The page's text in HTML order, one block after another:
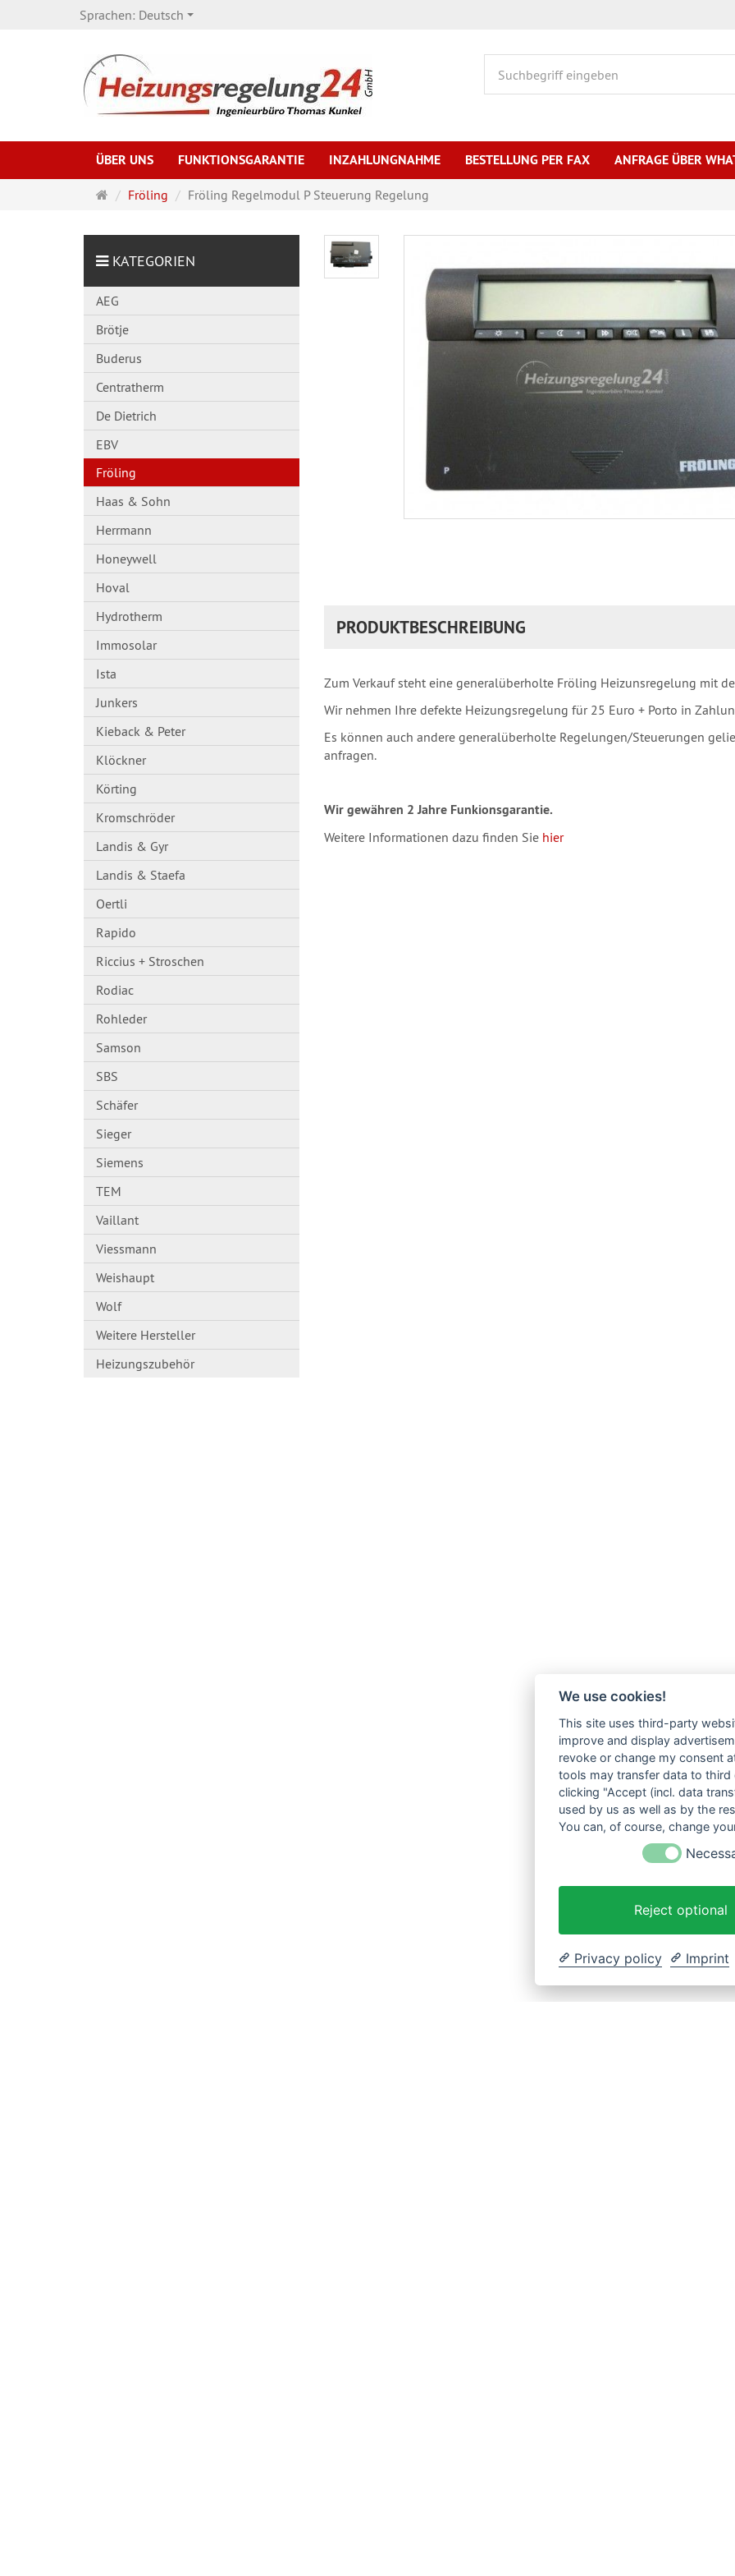
Sprachen: Deutsch
ÜBER UNS FUNKTIONSGARANTIE INZAHLUNGNAHME BESTELLUNG PER FAX ANFRAGE ÜBER
Startseite
Fröling Fröling Regelmodul P Steuerung Regelung
PRODUKTBESCHREIBUNG
Zum Verkauf steht eine generalüberholte Fröling Heizunsregelung mit
Wir nehmen Ihre defekte Heizungsregelung für 25 Euro + Porto in
Es können auch andere generalüberholte Regelungen/Steuerungen
anfragen.
Wir gewähren 2 Jahre Funkionsgarantie.
Weitere Informationen dazu finden Sie hier
KATEGORIEN
AEG
Brötje
Buderus
Centratherm
De Dietrich
EBV
Fröling
Haas & Sohn
Herrmann
Honeywell
Hoval
Hydrotherm
Immosolar
Ista
Junkers
Kieback & Peter
Klöckner
Körting
Kromschröder
Landis & Gyr
Landis & Staefa
Oertli
Rapido
Riccius + Stroschen
Rodiac
Rohleder
Samson
SBS
Schäfer
Sieger
Siemens
TEM
Vaillant
Viessmann
Weishaupt
Wolf
Weitere Hersteller
Heizungszubehör
We use cookies!
This site uses third-party
improve and display
revoke or change my consent
tools may transfer data to third
clicking "Accept (incl. data
used by us as well as by the
You can, of course, change
Reject optional
Privacy policy Imprint